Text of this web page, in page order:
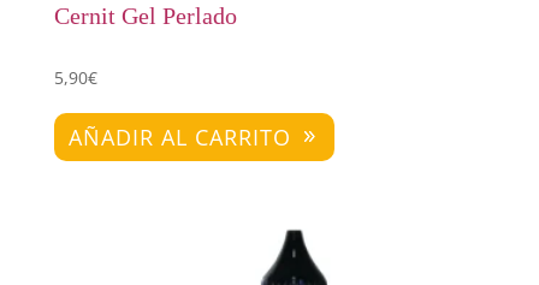
Cernit Gel Perlado
5,90€
AÑADIR AL CARRITO